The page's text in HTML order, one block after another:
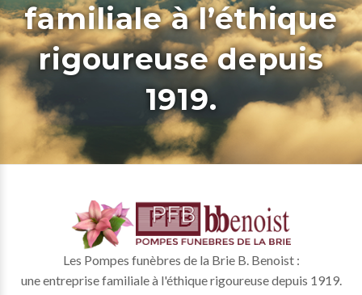
familiale à l’éthique
rigoureuse depuis
1919.
Les Pompes funèbres de la Brie B. Benoist :
une entreprise familiale à l'éthique rigoureuse depuis 1919.